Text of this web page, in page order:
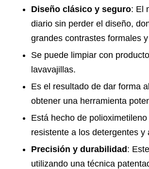
Diseño clásico y seguro: El
diario sin perder el diseño,
grandes contrastes formales
Se puede limpiar con
lavavajillas.
Es el resultado de dar forma
obtener una herramienta
Está hecho de
resistente a los detergentes
Precisión y durabilidad :
utilizando una técnica